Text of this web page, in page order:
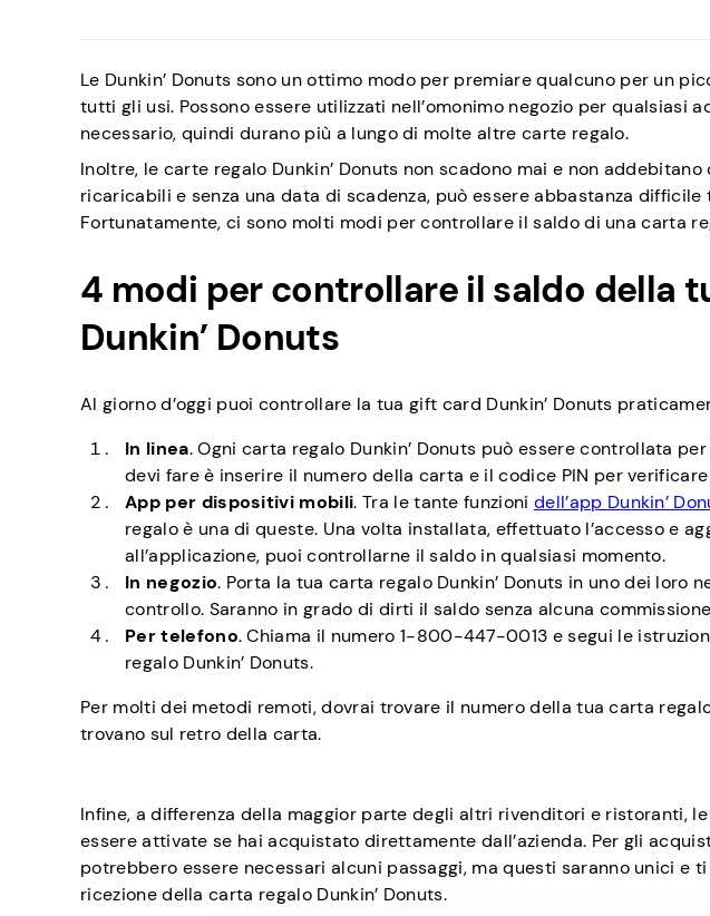
Le Dunkin’ Donuts sono un ottimo modo per premiare qualcuno per un
tutti gli usi. Possono essere utilizzati nell’omonimo negozio per qualsiasi
necessario, quindi durano più a lungo di molte altre carte regalo.
Inoltre, le carte regalo Dunkin’ Donuts non scadono mai e non
ricaricabili e senza una data di scadenza, può essere abbastanza
Fortunatamente, ci sono molti modi per controllare il saldo di una carta
4 modi per controllare il saldo della
Dunkin’ Donuts
Al giorno d’oggi puoi controllare la tua gift card Dunkin’ Donuts
In linea. Ogni carta regalo Dunkin’ Donuts può essere controllata
devi fare è inserire il numero della carta e il codice PIN per
App per dispositivi mobili. Tra le tante funzionidell’app Dunkin’
regalo è una di queste. Una volta installata, effettuato l’accesso e
all’applicazione, puoi controllarne il saldo in qualsiasi momento.
In negozio. Porta la tua carta regalo Dunkin’ Donuts in uno dei loro
controllo. Saranno in grado di dirti il saldo senza alcuna
Per telefono. Chiama il numero 1-800-447-0013 e segui le
regalo Dunkin’ Donuts.
Per molti dei metodi remoti, dovrai trovare il numero della tua carta regalo
trovano sul retro della carta.
Infine, a differenza della maggior parte degli altri rivenditori e ristoranti, le
essere attivate se hai acquistato direttamente dall’azienda. Per gli
potrebbero essere necessari alcuni passaggi, ma questi saranno unici e
ricezione della carta regalo Dunkin’ Donuts.